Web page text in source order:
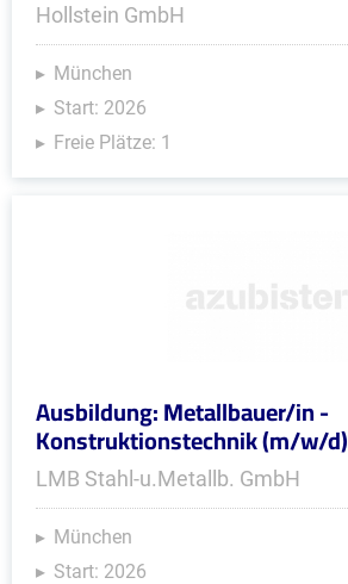
Hollstein GmbH
München
Start: 2026
Freie Plätze: 1
Ausbildung: Metallbauer/in -
Konstruktionstechnik (m/w/d)
LMB Stahl-u.Metallb. GmbH
München
Start: 2026